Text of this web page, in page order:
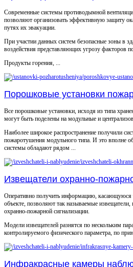
Современные системы противодымной
позволяют организовать эффективную защиту
путях их эвакуации.
При участии данных систем безопасные зоны в
воздействия представляющих угрозу факторов
Продукты горения, ...
Порошковые установки
Все порошковые установки, исходя из типа
могут быть поделены на модульные и
Наиболее широкое распространение получили
пожаротушения модульного типа. И это вполне
системы обладают рядом ...
Извещатели охранно-
Оперативно получить информацию, касающуюся
объекте, позволяют так называемые извещатели,
охранно-пожарной сигнализации.
Модели извещателей разнятся по нескольким
контролируемого физического параметра, по
Инфракрасные камеры